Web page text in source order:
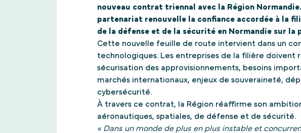
nouveau contrat triennal avec la Région
partenariat renouvelle la confiance accordée à la
de la défense et de la sécurité en Normandie sur la
Cette nouvelle feuille de route intervient dans un
technologiques. Les entreprises de la filière
sécurisation des approvisionnements, besoins
marchés internationaux, enjeux de souveraineté,
cybersécurité.
À travers ce contrat, la Région réaffirme son
aéronautiques, spatiales, de défense et de sécurité.
« Dans un monde de plus en plus instable et